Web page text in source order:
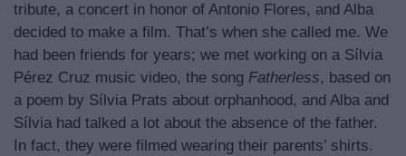
tribute, a concert in honor of Antonio Flores, and Alba
decided to make a film. That’s when she called me. We
had been friends for years; we met working on a Sílvia
Pérez Cruz music video, the song Fatherless, based on
a poem by Sílvia Prats about orphanhood, and Alba and
Sílvia had talked a lot about the absence of the father.
In fact, they were filmed wearing their parents’ shirts.